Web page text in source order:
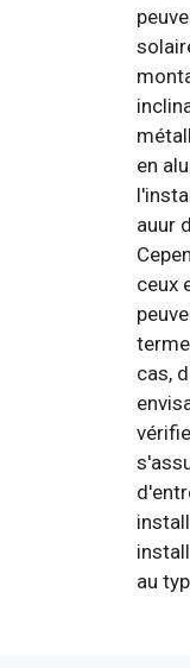
en
auur
ceux
cas,
au